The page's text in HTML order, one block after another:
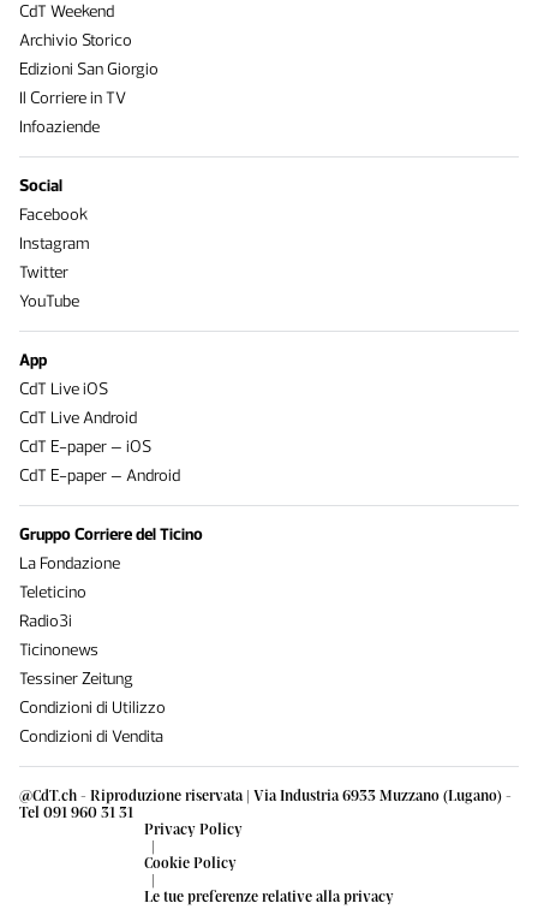
@CdT.ch - Riproduzione riservata | Via Industria 6933 Muzzano (Lugano) -
Tel 091 960 31 31
Privacy Policy
|
Cookie Policy
|
Le tue preferenze relative alla privacy
CdT Weekend
Archivio Storico
Edizioni San Giorgio
Il Corriere in TV
Infoaziende
Social
Facebook
Instagram
Twitter
YouTube
App
CdT Live iOS
CdT Live Android
CdT E-paper – iOS
CdT E-paper – Android
Gruppo Corriere del Ticino
La Fondazione
Teleticino
Radio3i
Ticinonews
Tessiner Zeitung
Condizioni di Utilizzo
Condizioni di Vendita